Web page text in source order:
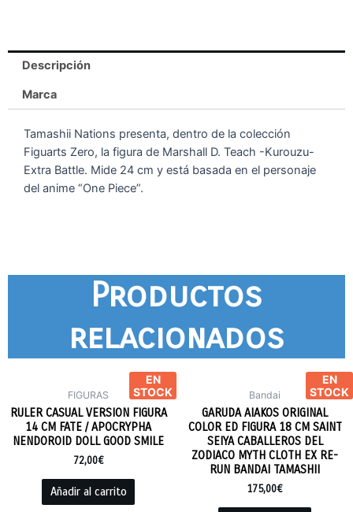
Descripción
Marca
Tamashii Nations presenta, dentro de la colección
Figuarts Zero, la figura de Marshall D. Teach -Kurouzu-
Extra Battle. Mide 24 cm y está basada en el personaje
del anime “One Piece”.
Productos
relacionados
EN
STOCK
FIGURAS
RULER CASUAL VERSION FIGURA
14 CM FATE / APOCRYPHA
NENDOROID DOLL GOOD SMILE
72,00€
Añadir al carrito
EN
STOCK
Bandai
GARUDA AIAKOS ORIGINAL
COLOR ED FIGURA 18 CM SAINT
SEIYA CABALLEROS DEL
ZODIACO MYTH CLOTH EX RE-
RUN BANDAI TAMASHII
175,00€